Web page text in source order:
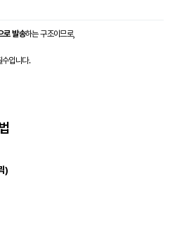
로 발송하는 구조이므로,
입니다.
)